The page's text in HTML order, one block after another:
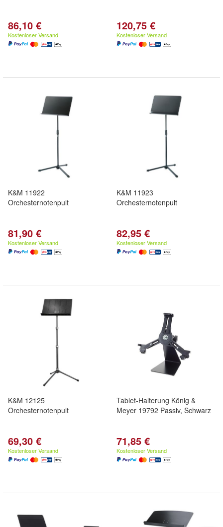
86,10 €
Kostenloser Versand
120,75 €
Kostenloser Versand
K&M 11922
Orchesternotenpult
81,90 €
Kostenloser Versand
K&M 11923
Orchesternotenpult
82,95 €
Kostenloser Versand
K&M 12125
Orchesternotenpult
69,30 €
Kostenloser Versand
Tablet-Halterung König &
Meyer 19792 Passiv, Schwarz
71,85 €
Kostenloser Versand